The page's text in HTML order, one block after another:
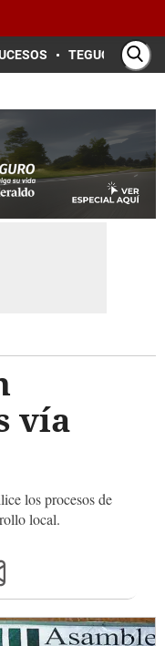
TEGUCIGALPA
vía
los procesos de
local.